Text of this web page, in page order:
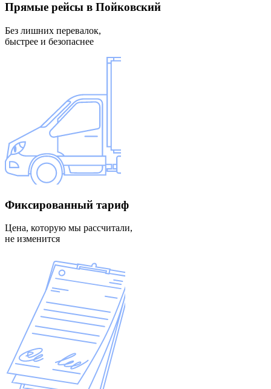
Прямые рейсы в Пойковский
Без лишних перевалок,
быстрее и безопаснее
Фиксированный тариф
Цена, которую мы рассчитали,
не изменится